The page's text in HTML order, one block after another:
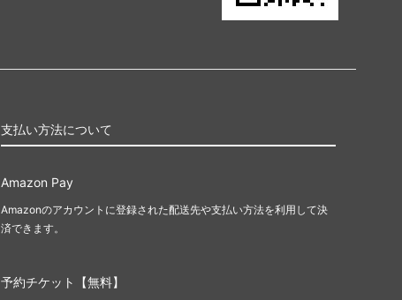
支払い方法について
Amazon Pay
Amazonのアカウントに登録された配送先や支払い方法を利用して決
済できます。
予約チケット【無料】